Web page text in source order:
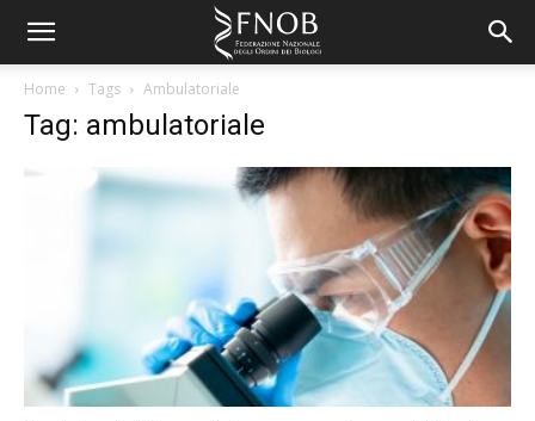
Home Tags Ambulatoriale
Tag: ambulatoriale